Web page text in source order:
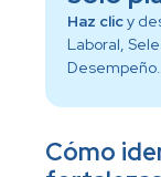
Haz clicy
Laboral,
Desempeño.
Cómo